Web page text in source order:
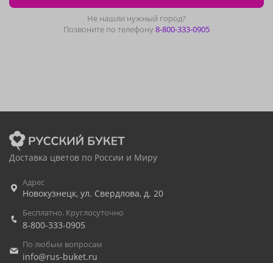
Не нашли нужный город?
Позвоните по телефону8-800-333-0905
Доставка цветов по России и Миру
Адрес
Новокузнецк, ул. Свердлова, д. 20
Бесплатно. Круглосуточно
8-800-333-0905
По любым вопросам
info@rus-buket.ru